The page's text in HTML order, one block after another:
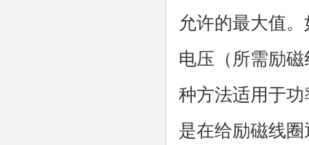
允许的最大值
电压（所需励
种方法适用于
是在给励磁线